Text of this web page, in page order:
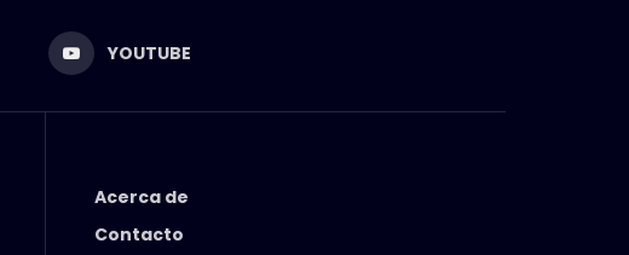
YOUTUBE
Acerca de
Contacto